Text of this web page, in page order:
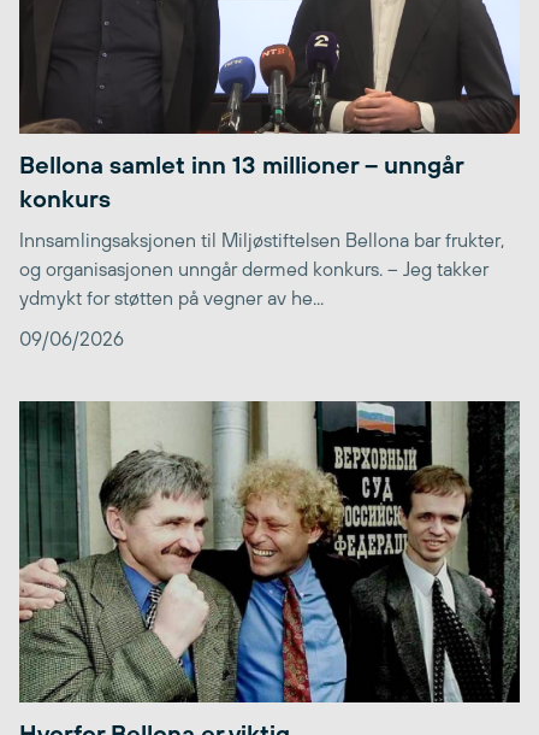
Bellona samlet inn 13 millioner – unngår
konkurs
Innsamlingsaksjonen til Miljøstiftelsen Bellona bar frukter,
og organisasjonen unngår dermed konkurs. – Jeg takker
ydmykt for støtten på vegner av he...
09/06/2026